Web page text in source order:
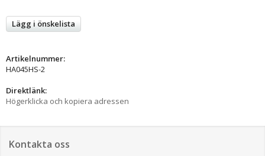
Lägg i önskelista
Artikelnummer:
HA045HS-2
Direktlänk:
Högerklicka och kopiera adressen
Kontakta oss